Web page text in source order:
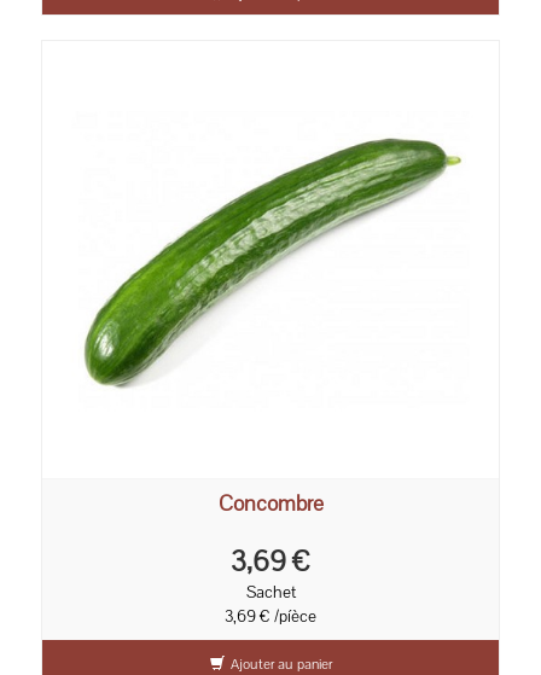
Concombre
3,69 €
Sachet
3,69 € /píèce
Ajouter au panier